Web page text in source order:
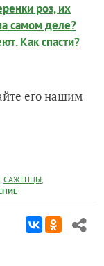
роз, их
самом деле?
Как спасти?
его нашим
, САЖЕНЦЫ,